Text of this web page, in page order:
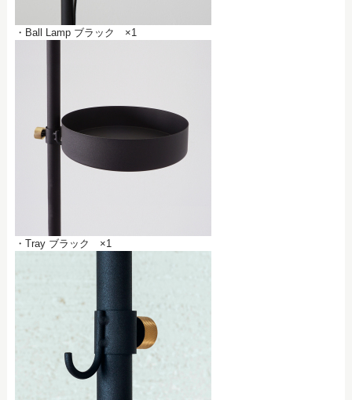
・Ball Lamp ブラック ×1
・Tray ブラック ×1